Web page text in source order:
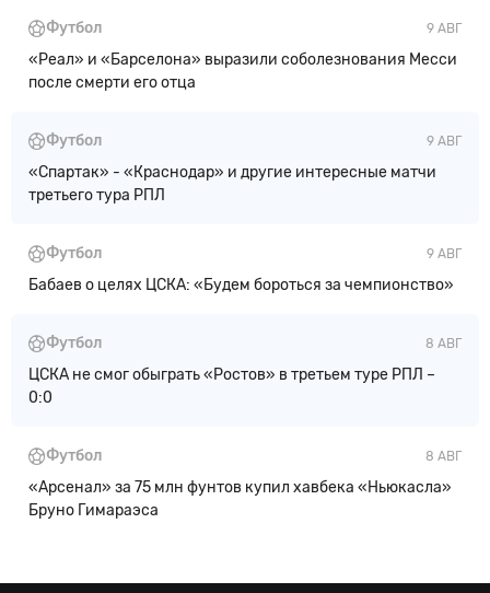
9 АВГ
Футбол
«Реал» и «Барселона» выразили соболезнования Месси
после смерти его отца
9 АВГ
Футбол
«Спартак» - «Краснодар» и другие интересные матчи
третьего тура РПЛ
9 АВГ
Футбол
Бабаев о целях ЦСКА: «Будем бороться за чемпионство»
8 АВГ
Футбол
ЦСКА не смог обыграть «Ростов» в третьем туре РПЛ –
0:0
8 АВГ
Футбол
«Арсенал» за 75 млн фунтов купил хавбека «Ньюкасла»
Бруно Гимараэса